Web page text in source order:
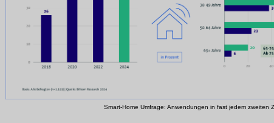
Smart-Home Umfrage: Anwendungen in fast jedem zweiten